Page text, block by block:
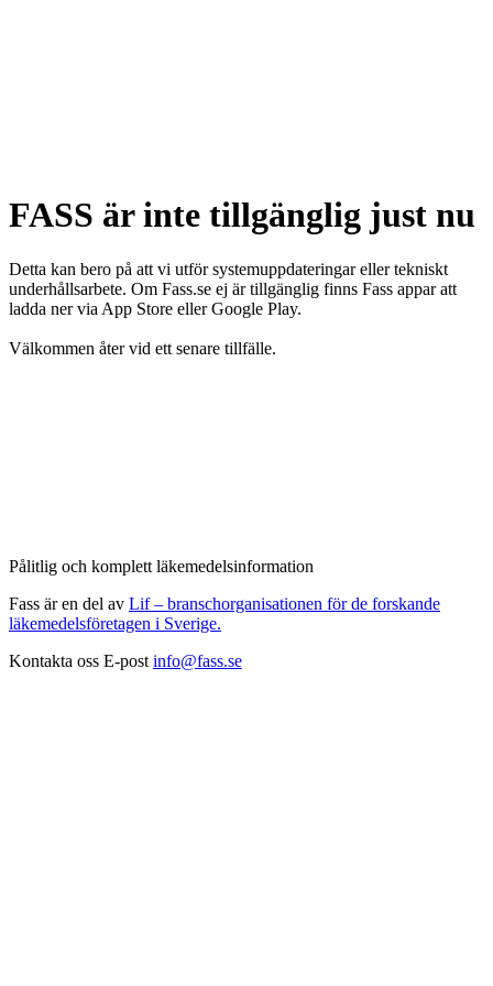
FASS är inte tillgänglig just nu
Detta kan bero på att vi utför systemuppdateringar eller tekniskt
underhållsarbete. Om Fass.se ej är tillgänglig finns Fass appar att
ladda ner via App Store eller Google Play.
Välkommen åter vid ett senare tillfälle.
Pålitlig och komplett läkemedelsinformation
Fass är en del av Lif – branschorganisationen för de forskande
läkemedelsföretagen i Sverige.
Kontakta oss E-post info@fass.se